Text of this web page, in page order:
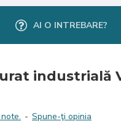
AI O INTREBARE?
industrială
- Spune-ţi opinia